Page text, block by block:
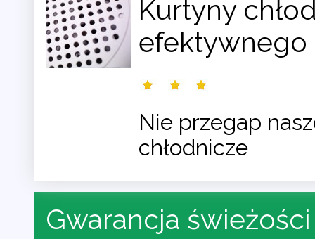
Kurtyny
efektywnego
Nie przegap
chłodnicze
Gwarancja